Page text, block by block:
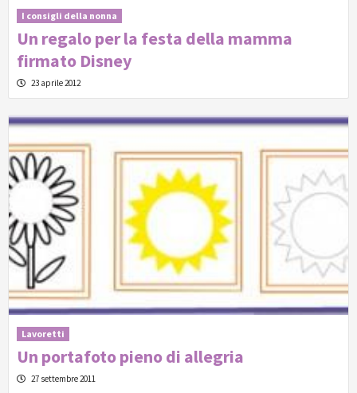
I consigli della nonna
Un regalo per la festa della mamma
firmato Disney
23 aprile 2012
Lavoretti
Un portafoto pieno di allegria
27 settembre 2011